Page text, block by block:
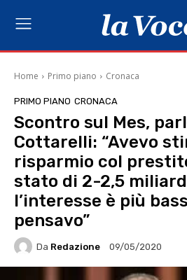
Home Primo piano Cronaca
PRIMO PIANO CRONACA
Scontro sul Mes,
Cottarelli: “Avevo
risparmio col
stato di 2-2,5
l’interesse è più
pensavo”
Da Redazione 09/05/2020